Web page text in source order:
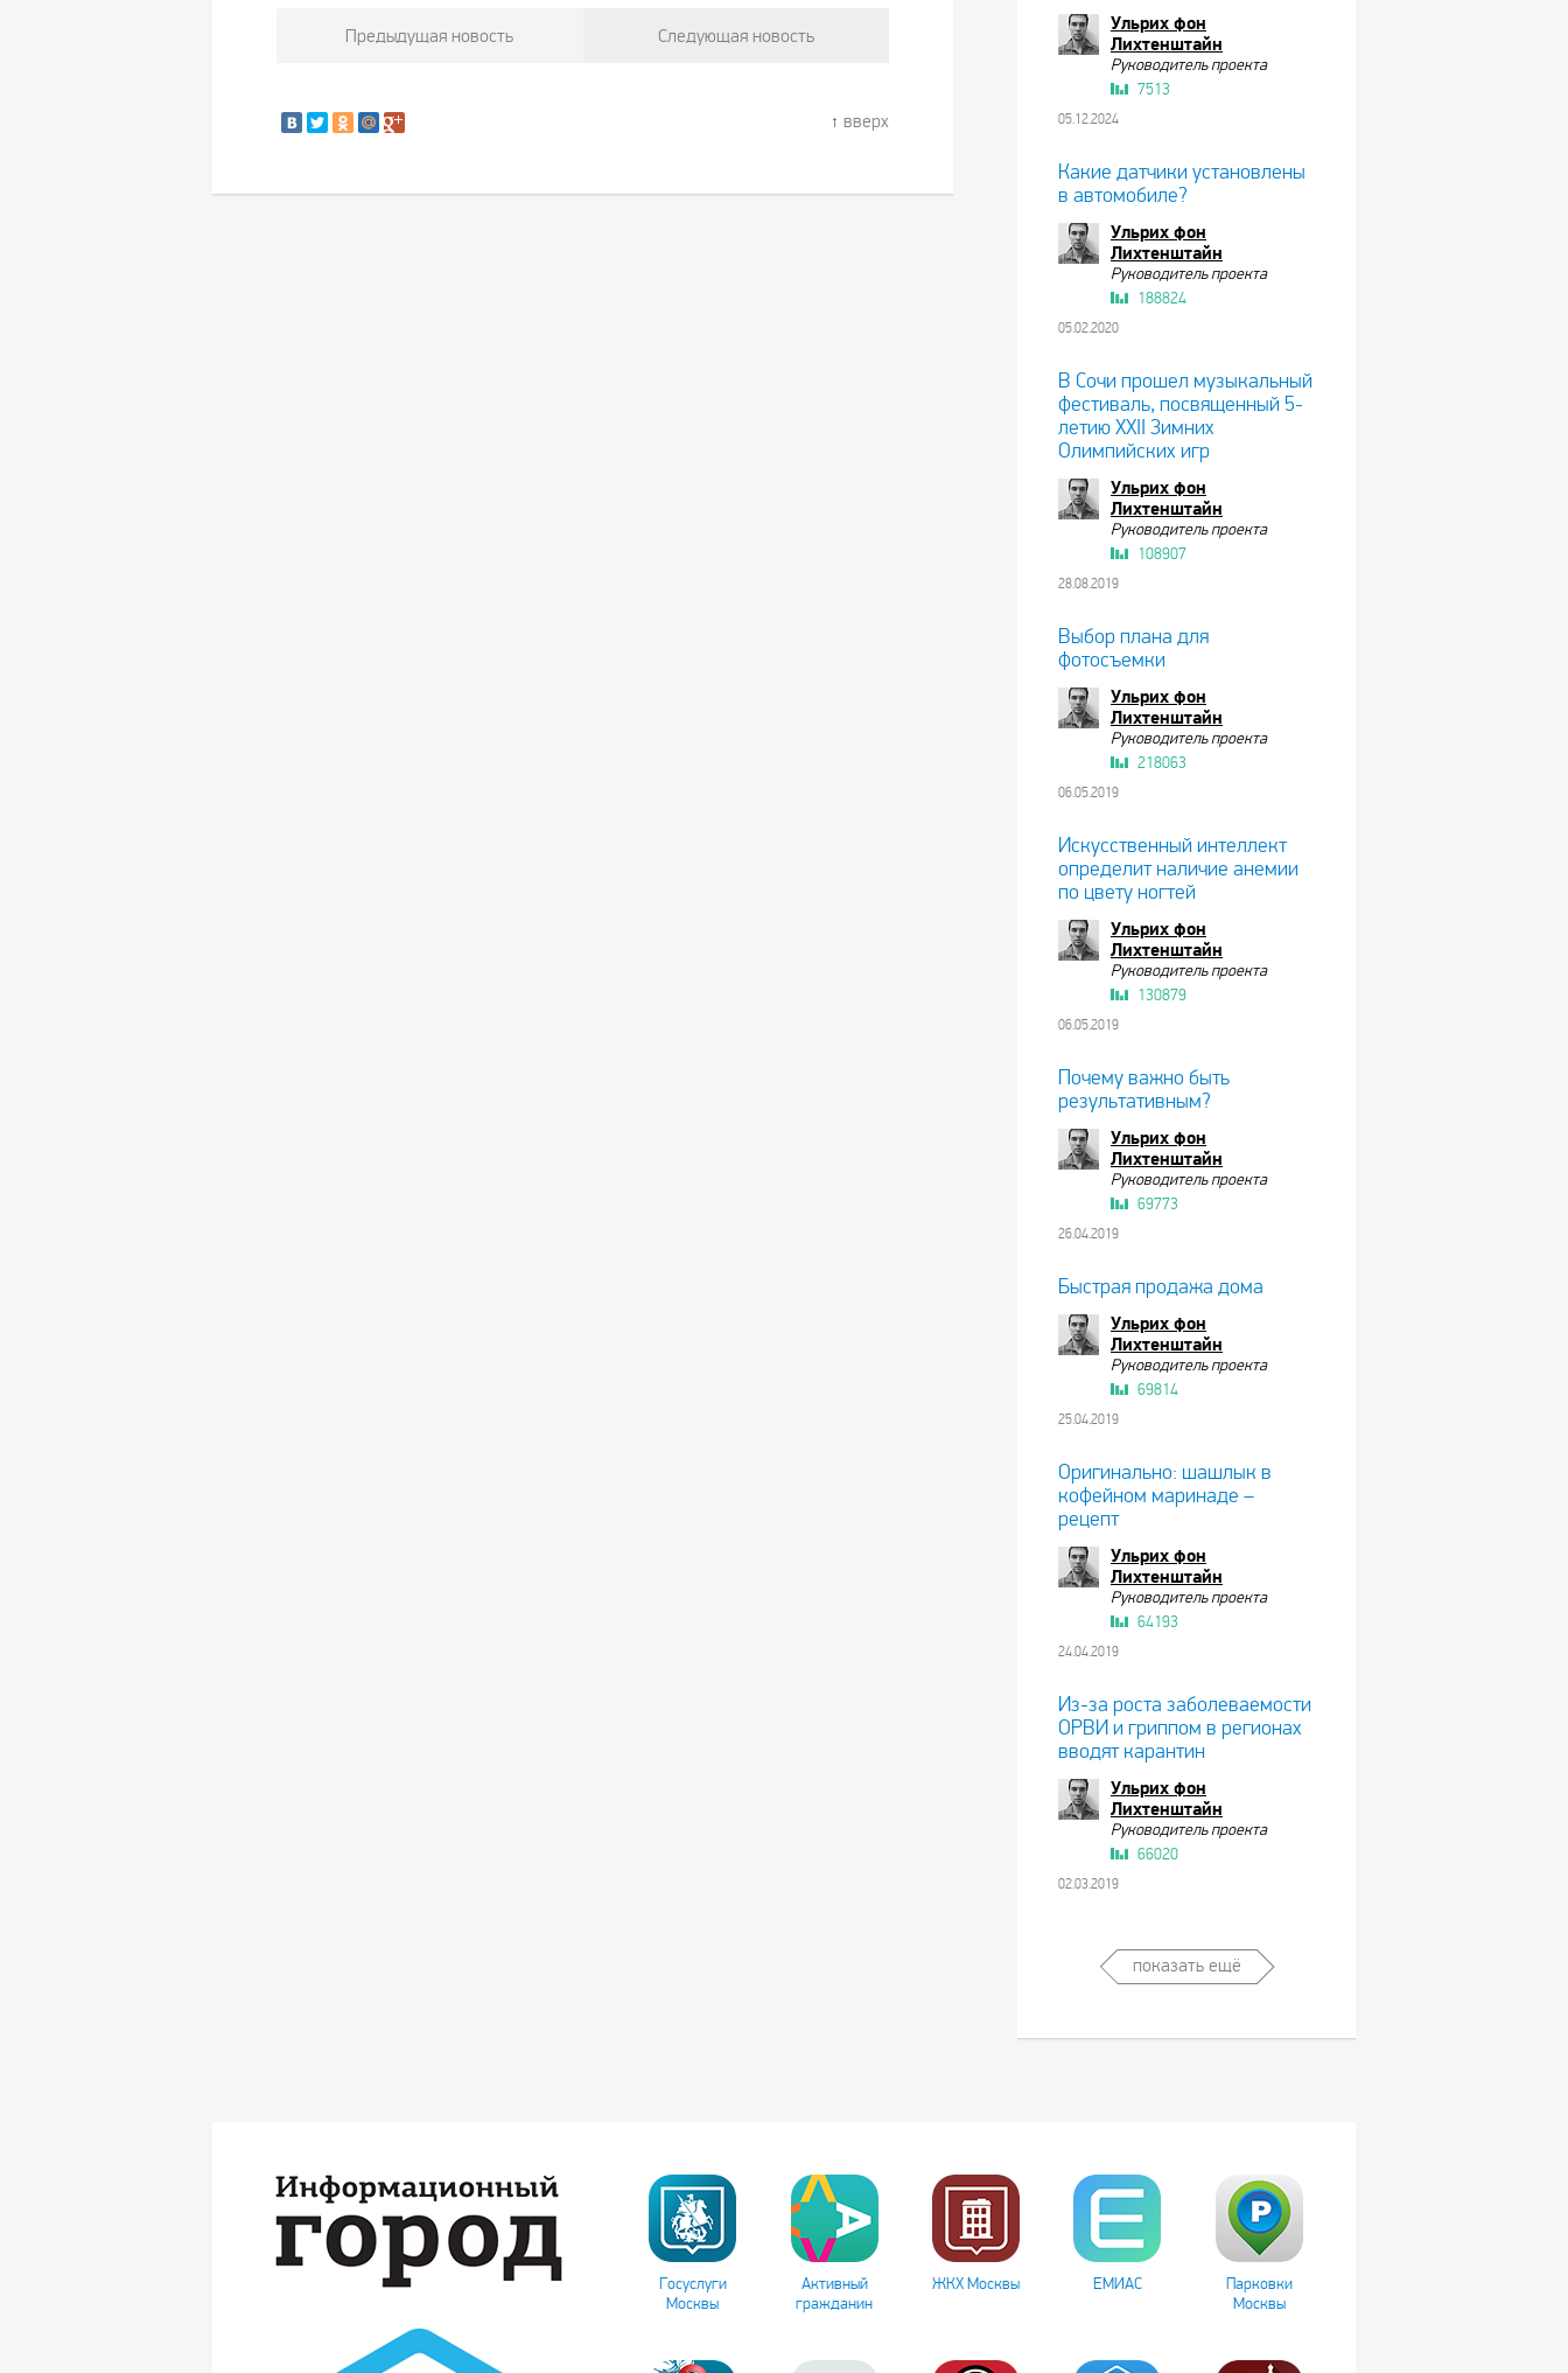
Ульрих фон
Лихтенштайн
Руководитель проекта
7513
05.12.2024
Какие датчики установлены
в автомобиле?
Ульрих фон
Лихтенштайн
Руководитель проекта
188824
05.02.2020
В Сочи прошел музыкальный
фестиваль, посвященный 5-
летию XXII Зимних
Олимпийских игр
Ульрих фон
Лихтенштайн
Руководитель проекта
108907
28.08.2019
Выбор плана для
фотосъемки
Ульрих фон
Лихтенштайн
Руководитель проекта
218063
06.05.2019
Искусственный интеллект
определит наличие анемии
по цвету ногтей
Ульрих фон
Лихтенштайн
Руководитель проекта
130879
06.05.2019
Почему важно быть
результативным?
Ульрих фон
Лихтенштайн
Руководитель проекта
69773
26.04.2019
Быстрая продажа дома
Ульрих фон
Лихтенштайн
Руководитель проекта
69814
25.04.2019
Оригинально: шашлык в
кофейном маринаде –
рецепт
Ульрих фон
Лихтенштайн
Руководитель проекта
64193
24.04.2019
Из-за роста заболеваемости
ОРВИ и гриппом в регионах
вводят карантин
Ульрих фон
Лихтенштайн
Руководитель проекта
66020
02.03.2019
показать ещё
Предыдущая новость Следующая новость
вверх
Госуслуги
Москвы
Активный
гражданин
ЖКХ Москвы ЕМИАС
Парковки
Москвы